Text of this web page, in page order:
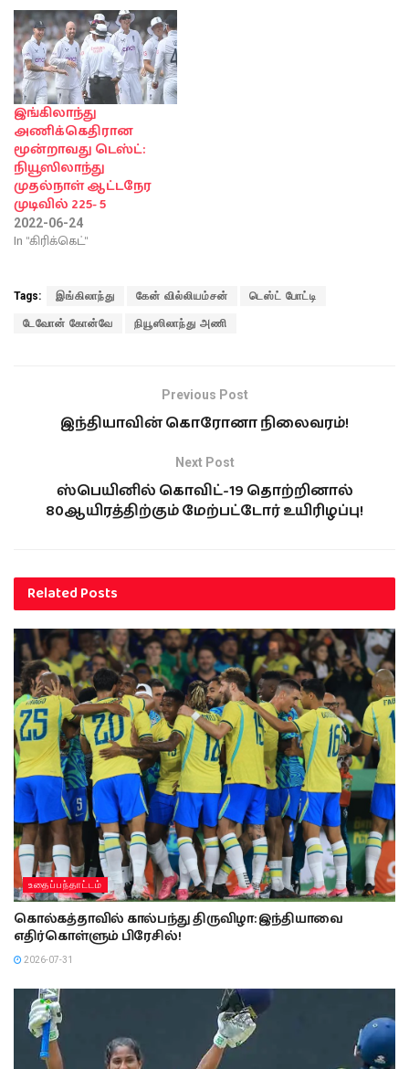
இங்கிலாந்து
அணிக்கெதிரான
மூன்றாவது டெஸ்ட்:
நியூஸிலாந்து
முதல்நாள் ஆட்டநேர
முடிவில் 225- 5
2022-06-24
In "கிரிக்கெட்"
Tags: இங்கிலாந்து கேன் வில்லியம்சன் டெஸ்ட் போட்டி
டேவோன் கோன்வே நியூஸிலாந்து அணி
Previous Post
இந்தியாவின் கொரோனா நிலைவரம்!
Next Post
ஸ்பெயினில் கொவிட்-19 தொற்றினால்
80ஆயிரத்திற்கும் மேற்பட்டோர் உயிரிழப்பு!
RelatedPosts
உதைப்பந்தாட்டம்
கொல்கத்தாவில் கால்பந்து திருவிழா: இந்தியாவை
எதிர்கொள்ளும் பிரேசில்!
2026-07-31